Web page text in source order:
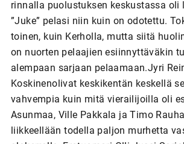
rinnalla puolustuksen keskustassa oli
”Juke” pelasi niin kuin on odotettu.
toinen, kuin Kerholla, mutta siitä
on nuorten pelaajien esiinnyttäväkin
alempaan sarjaan pelaamaan.Jyri
Koskinenolivat keskikentän keskellä
vahvempia kuin mitä vierailijoilla oli
Asunmaa, Ville Pakkala ja Timo
liikkeellään todella paljon murhetta